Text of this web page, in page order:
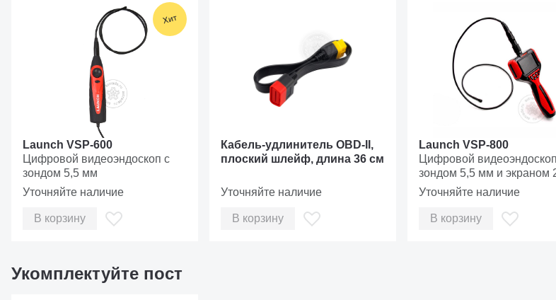
Разъем питания: подключение сетевого адаптера +14 В для зарядки внутреннего аккумулятора
USB type-C: разъем для подключения к ПК
USB type-A: разъем для подключения USB модулей расширения
Слот для дополнительной μSD-карты памяти / Слот для SIM-карты (отключен в данной версии)
HDMI: разъем для подключения к проектору или монитору
Задняя камера
Вспышка камеры
Динамики
Рукоятка-штатив: позволяет установить прибор под любым углом на гориз. пов-ти или на рулевом
Launch VSP-600
Цифровой видеоэндоскоп с
зондом 5,5 мм
Уточняйте наличие
В корзину
Кабель-удлинитель OBD-II,
плоский шлейф, длина 36 см
Уточняйте наличие
В корзину
Launch VSP-800
Цифровой
зондом 5,5 мм и экраном
Уточняйте наличие
В корзину
Укомплектуйте пост